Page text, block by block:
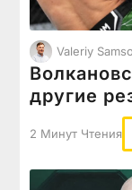
Valeriy
другие
2 Минут Чтения